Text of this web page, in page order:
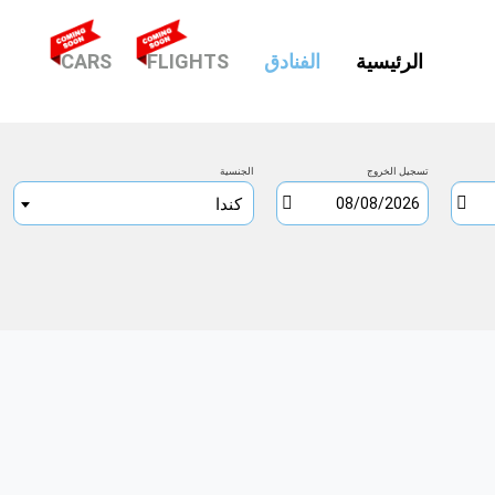
الرئيسية الفنادق FLIGHTS
CARS
تسجيل الخروج الجنسية
كندا